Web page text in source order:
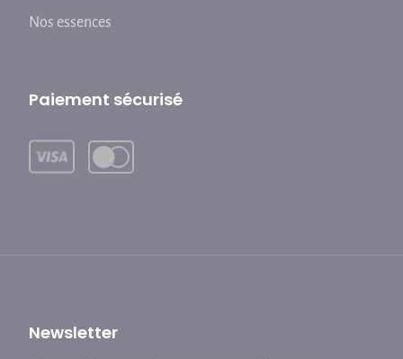
Nos essences
Paiement sécurisé
Newsletter